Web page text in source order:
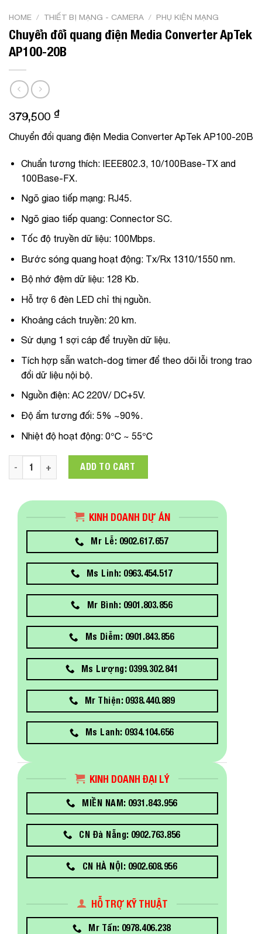
HOME / THIẾT BỊ MẠNG - CAMERA / PHỤ KIỆN MẠNG
Chuyển đổi quang điện Media Converter ApTek
AP100-20B
379,500 ₫
Chuyển đổi quang điện Media Converter ApTek AP100-20B
Chuẩn tương thích: IEEE802.3, 10/100Base-TX and
100Base-FX.
Ngõ giao tiếp mạng: RJ45.
Ngõ giao tiếp quang: Connector SC.
Tốc độ truyền dữ liệu: 100Mbps.
Bước sóng quang hoạt động: Tx/Rx 1310/1550 nm.
Bộ nhớ đệm dữ liệu: 128 Kb.
Hỗ trợ 6 đèn LED chỉ thị nguồn.
Khoảng cách truyền: 20 km.
Sử dụng 1 sợi cáp để truyền dữ liệu.
Tích hợp sẵn watch-dog timer để theo dõi lỗi trong trao
đổi dữ liệu nội bộ.
Nguồn điện: AC 220V/ DC+5V.
Độ ẩm tương đối: 5% ~90%.
Nhiệt độ hoạt động: 0℃ ~ 55℃
Chuyển đổi quang điện Media Converter ApTek AP100-20B
ADD TO CART
KINH DOANH DỰ ÁN
Mr Lễ: 0902.617.657
Ms Linh: 0963.454.517
Mr Bình: 0901.803.856
Ms Diễm: 0901.843.856
Ms Lượng: 0399.302.841
Mr Thiện: 0938.440.889
Ms Lanh: 0934.104.656
KINH DOANH ĐẠI LÝ
MIỀN NAM: 0931.843.956
CN Đà Nẵng: 0902.763.856
CN HÀ NỘI: 0902.608.956
HỖ TRỢ KỸ THUẬT
Mr Tấn: 0978.406.238